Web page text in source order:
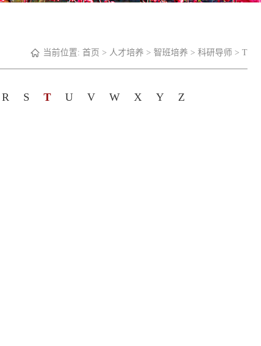
当前位置: 首页 > 人才培养 > 智班培养 > 科研导师 > T
R S T U V W X Y Z